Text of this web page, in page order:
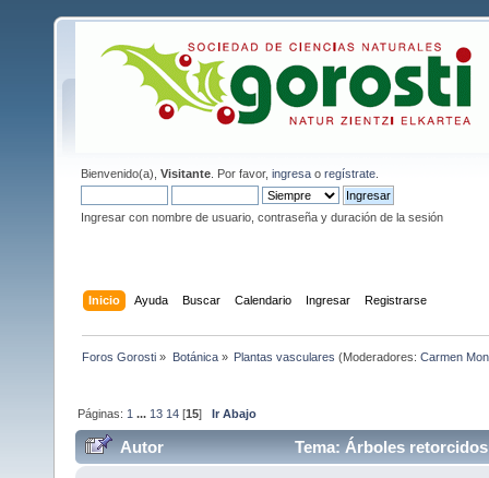
Bienvenido(a), Visitante . Por favor, ingresa o regístrate
Ingresar con nombre de usuario, contraseña y duración de la sesión
Inicio Ayuda Buscar Calendario Ingresar Registrarse
Foros Gorosti » Botánica» Plantas vasculares (Moderadores: Carmen
Páginas: 1 ... 13 14 [15]Ir Abajo
Autor Tema: Árboles